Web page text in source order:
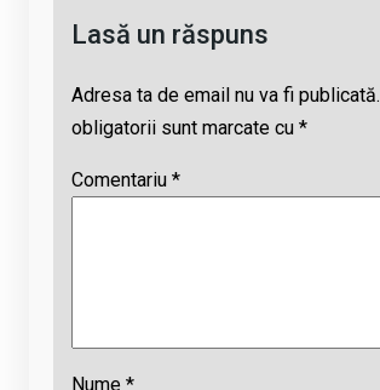
Lasă un răspuns
Adresa ta de email nu va fi publicată.
obligatorii sunt marcate cu *
Comentariu *
Nume *